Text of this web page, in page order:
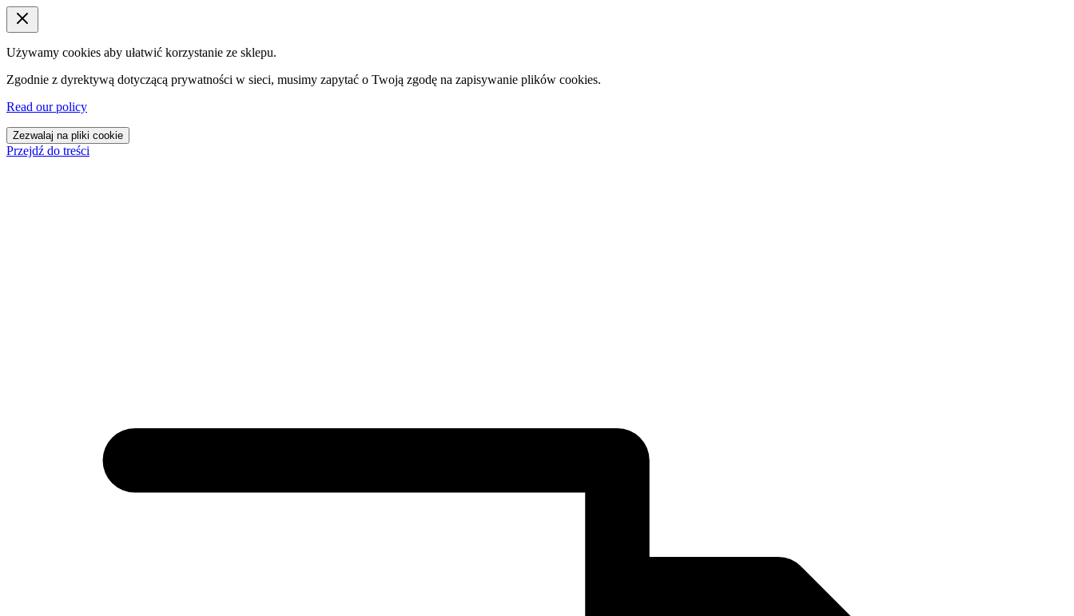
Używamy cookies aby ułatwić korzystanie ze sklepu.
Zgodnie z dyrektywą dotyczącą prywatności w sieci, musimy zapytać o Twoją zgodę na zapisywanie plików cookies.
Read our policy
Zezwalaj na pliki cookie
Przejdź do treści